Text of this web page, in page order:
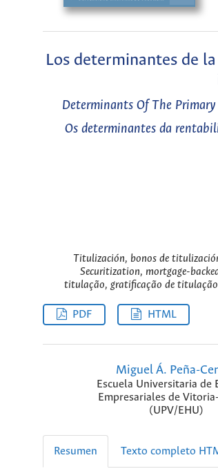
Los determinantes de
Determinants Of The
Os determinantes da
Titulización, bonos de
Securitization, mortgage-
titulação, gratificação de
PDF HTML
Miguel Á. Peña-
Escuela Universitaria de
Empresariales de
(UPV/EHU)
Resumen Texto completo